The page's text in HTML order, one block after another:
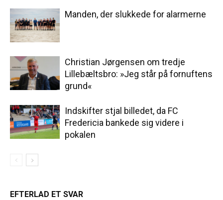
Manden, der slukkede for alarmerne
Christian Jørgensen om tredje
Lillebæltsbro: »Jeg står på fornuftens
grund«
Indskifter stjal billedet, da FC
Fredericia bankede sig videre i
pokalen
EFTERLAD ET SVAR